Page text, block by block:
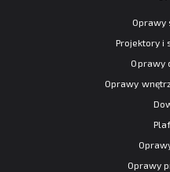
Oprawy
Projektory i
Oprawy
Oprawy
Oprawy